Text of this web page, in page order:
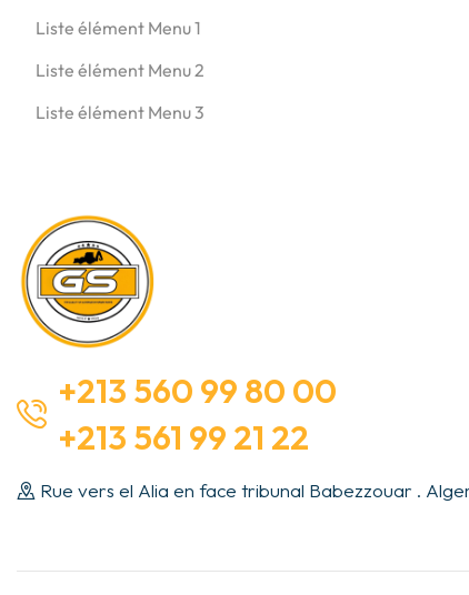
Liste élément Menu 1
Liste élément Menu 2
Liste élément Menu 3
+213 560 99 80 00
+213 561 99 21 22
Rue vers el Alia en face tribunal Babezzouar .